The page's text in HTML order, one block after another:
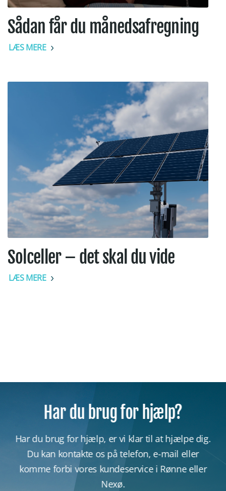
Sådan får du månedsafregning
LÆS MERE
Solceller – det skal du vide
LÆS MERE
Har du brug for hjælp?
Har du brug for hjælp, er vi klar til at hjælpe dig.
Du kan kontakte os på telefon, e-mail eller
komme forbi vores kundeservice i Rønne eller
Nexø.